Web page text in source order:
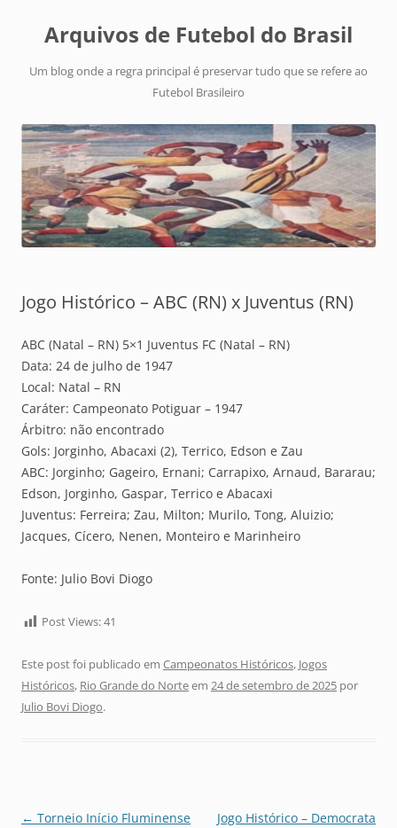
Arquivos de Futebol do Brasil
Um blog onde a regra principal é preservar tudo que se refere ao
Futebol Brasileiro
Jogo Histórico – ABC (RN) x Juventus (RN)
ABC (Natal – RN) 5×1 Juventus FC (Natal – RN)
Data: 24 de julho de 1947
Local: Natal – RN
Caráter: Campeonato Potiguar – 1947
Árbitro: não encontrado
Gols: Jorginho, Abacaxi (2), Terrico, Edson e Zau
ABC: Jorginho; Gageiro, Ernani; Carrapixo, Arnaud, Bararau;
Edson, Jorginho, Gaspar, Terrico e Abacaxi
Juventus: Ferreira; Zau, Milton; Murilo, Tong, Aluizio;
Jacques, Cícero, Nenen, Monteiro e Marinheiro
Fonte: Julio Bovi Diogo
Post Views:41
Este post foi publicado em Campeonatos Históricos, Jogos
Históricos, Rio Grande do Norteem 24 de setembro de 2025 por
Julio Bovi Diogo.
Navegação
← Torneio Início Fluminense
Jogo Histórico – Democrata